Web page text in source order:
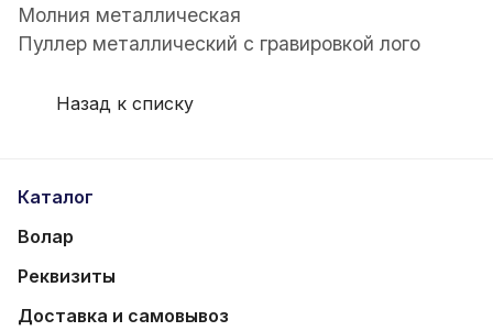
Молния металлическая
Пуллер металлический с гравировкой лого
Назад к списку
Каталог
Волар
Реквизиты
Доставка и самовывоз